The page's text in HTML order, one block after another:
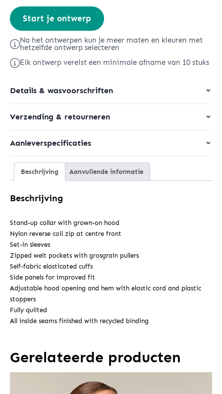
Stella
Voyager
2.0
aantal
Start je ontwerp
Na het ontwerpen kun je meer maten en kleuren met
hetzelfde ontwerp selecteren
Elk ontwerp vereist een minimale afname van 10 stuks
Details & wasvoorschriften
Verzending & retourneren
Aanleverspecificaties
Beschrijving Aanvullende informatie
Beschrijving
Stand-up collar with grown-on hood
Nylon reverse coil zip at centre front
Set-in sleeves
Zipped welt pockets with grosgrain pullers
Self-fabric elasticated cuffs
Side panels for improved fit
Adjustable hood opening and hem with elastic cord and plastic
stoppers
Fully quilted
All inside seams finished with recycled binding
Gerelateerde producten